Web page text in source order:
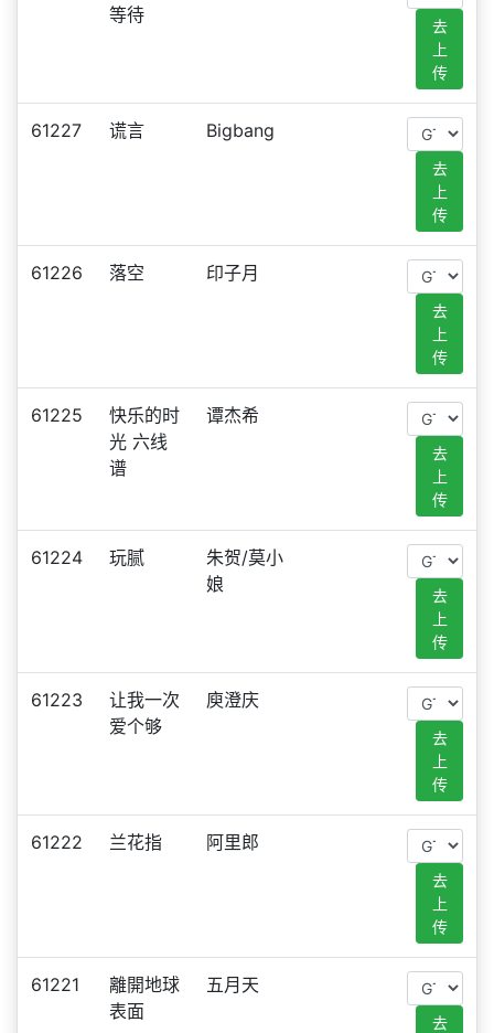
等待
去
上
传
61227 谎言 Bigbang
去
上
传
61226 落空 印子月
去
上
传
61225
快乐的时
光 六线
谱
谭杰希
去
上
传
61224 玩腻
朱贺/莫小
娘
去
上
传
61223
让我一次
爱个够
庾澄庆
去
上
传
61222 兰花指 阿里郎
去
上
传
61221
離開地球
表面
五月天
去